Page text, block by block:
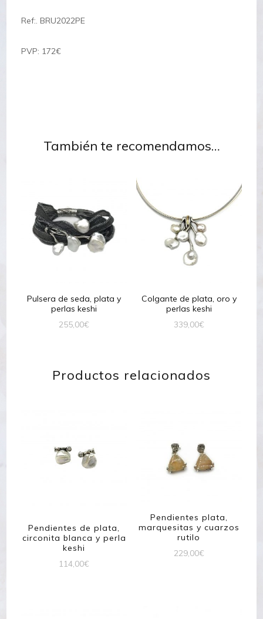
Ref:. BRU2022PE
PVP: 172€
También te recomendamos…
Pulsera de seda, plata y
perlas keshi
255,00€
Colgante de plata, oro y
perlas keshi
339,00€
Productos relacionados
Pendientes de plata,
circonita blanca y perla
keshi
114,00€
Pendientes plata,
marquesitas y cuarzos
rutilo
229,00€